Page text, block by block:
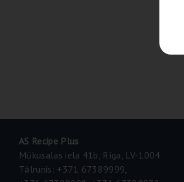
AS Recipe Plus
Mūkusalas iela 41b, Rīga, LV-1004
Tālrunis: +371 67389999,